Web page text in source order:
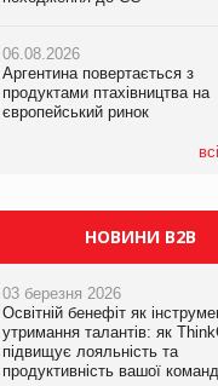
06.08.2026
Аргентина повертається з
продуктами птахівництва на
європейський ринок
05.08.2026
Смачне поповнення
у VARUS з’явилися новинки
ТОКЕРИ
хлібобулочні вироби на
PrivateLabel&FMCG Master
06.08.2026
Аргентина повертається з
продуктами птахівництва на
європейський ринок
НОВИНИ B2B
03 березня 2026
Освітній бенефіт як
утримання талантів: як
підвищує лояльність та
продуктивність вашої